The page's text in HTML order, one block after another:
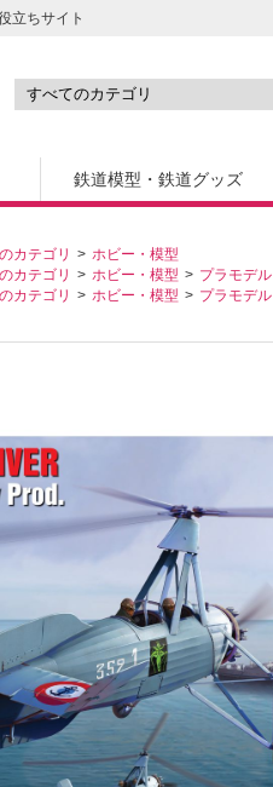
立ちサイト
鉄道模型・鉄道グッズ
カテゴリ
ホビー・模型
カテゴリ ホビー・模型
プラモデル
カテゴリ ホビー・模型 プラモデル